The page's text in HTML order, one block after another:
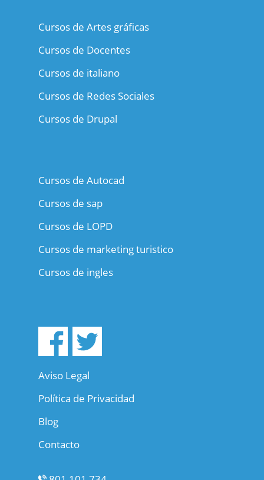
Cursos de Artes gráficas
Cursos de Docentes
Cursos de italiano
Cursos de Redes Sociales
Cursos de Drupal
Cursos de Autocad
Cursos de sap
Cursos de LOPD
Cursos de marketing turistico
Cursos de ingles
Aviso Legal
Política de Privacidad
Blog
Contacto